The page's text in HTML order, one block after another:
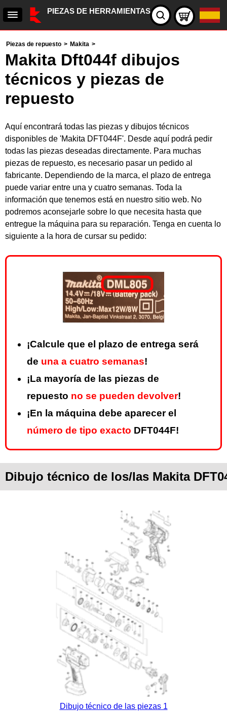
PIEZAS DE HERRAMIENTAS
Piezas de repuesto > Makita >
Makita Dft044f dibujos
técnicos y piezas de
repuesto
Aquí encontrará todas las piezas y dibujos técnicos
disponibles de 'Makita DFT044F'. Desde aquí podrá pedir
todas las piezas deseadas directamente. Para muchas
piezas de repuesto, es necesario pasar un pedido al
fabricante. Dependiendo de la marca, el plazo de entrega
puede variar entre una y cuatro semanas. Toda la
información que tenemos está en nuestro sitio web. No
podremos aconsejarle sobre lo que necesita hasta que
entregue la máquina para su reparación. Tenga en cuenta lo
siguiente a la hora de cursar su pedido:
¡Calcule que el plazo de entrega será
de una a cuatro semanas!
¡La mayoría de las piezas de
repuesto no se pueden devolver!
¡En la máquina debe aparecer el
número de tipo exacto DFT044F!
Dibujo técnico de los/las Makita
Dibujo técnico de las piezas 1